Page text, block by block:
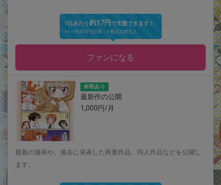
1日あたり約17円で支援できます！
※1ヶ月30日で計算・小数点四捨五入
ファンになる
余裕あり
最新作の公開
1,000円/月
最新の漫画や、過去に発表した商業作品、同人作品などを公開し
ます。